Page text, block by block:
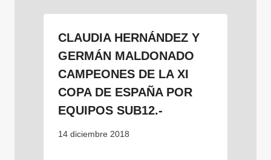
CLAUDIA HERNÁNDEZ Y
GERMÁN MALDONADO
CAMPEONES DE LA XI
COPA DE ESPAÑA POR
EQUIPOS SUB12.-
14 diciembre 2018